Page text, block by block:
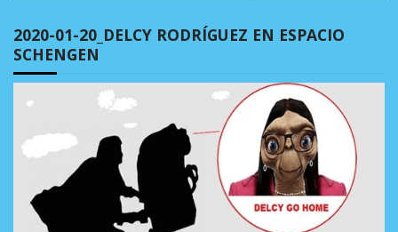
2020-01-20_DELCY RODRÍGUEZ EN ESPACIO
SCHENGEN